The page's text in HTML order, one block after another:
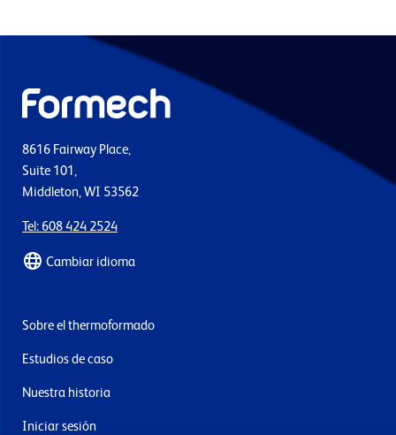
8616 Fairway Place,
Suite 101,
Middleton, WI 53562
Tel: 608 424 2524
Cambiar idioma
Sobre el thermoformado
Estudios de caso
Nuestra historia
Iniciar sesión